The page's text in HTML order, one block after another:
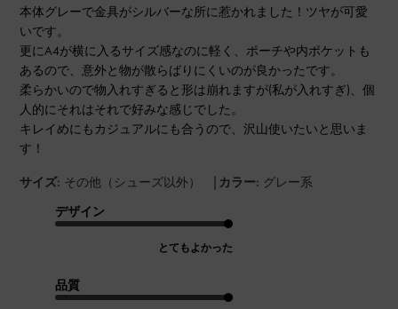
本体グレーで金具がシルバーな所に惹かれました！ツヤが可愛
いです。
更にA4が横に入るサイズ感なのに軽く、ポーチや内ポケットも
あるので、意外と物が散らばりにくいのが良かったです。
柔らかいので物入れすぎると形は崩れますが(私が入れすぎ)、個
人的にそれはそれで好みな感じでした。
キレイめにもカジュアルにも合うので、沢山使いたいと思いま
す！
サイズ: その他（シューズ以外） | カラー: グレー系
デザイン
とてもよかった
品質